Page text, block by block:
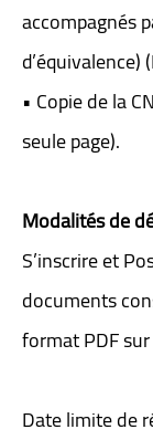
accompagnés
d’équivalence)
• Copie de la
seule page).
Modalités de
S’inscrire et
documents
format PDF
Date limite de